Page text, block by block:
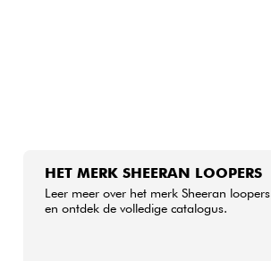
HET MERK SHEERAN LOOPERS
Leer meer over het merk Sheeran loopers
en ontdek de volledige catalogus.